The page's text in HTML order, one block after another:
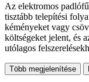
Az elektromos
tisztább telepítési
kéményeket vagy
költségeket jelent, és
utólagos
Több megjelenítése